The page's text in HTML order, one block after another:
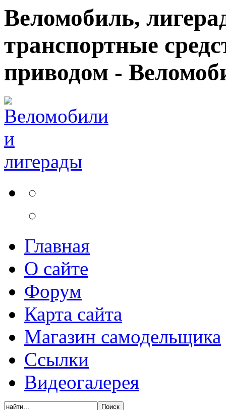
Веломобиль,
транспортные
приводом -
Главная
О сайте
Форум
Карта сайта
Магазин самодельщика
Ссылки
Видеогалерея